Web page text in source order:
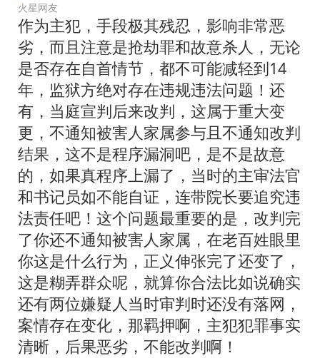
火星网友
作为主犯，手段极其残忍，影响非常恶
劣，而且注意是抢劫罪和故意杀人，无论
是否存在自首情节，都不可能减轻到14
年，监狱方绝对存在违规违法问题！还
有，当庭宣判后来改判，这属于重大变
更，不通知被害人家属参与且不通知改判
结果，这不是程序漏洞吧，是不是故意
的，如果真程序上漏了，当时的主审法官
和书记员如不能自证，连带院长要追究违
法责任吧！这个问题最重要的是，改判完
了你还不通知被害人家属，在老百姓眼里
你这是什么行为，正义伸张完了还变了，
这是糊弄群众呢，就算你合法比如说确实
还有两位嫌疑人当时审判时还没有落网，
案情存在变化，那羁押啊，主犯犯罪事实
清晰，后果恶劣，不能改判啊！